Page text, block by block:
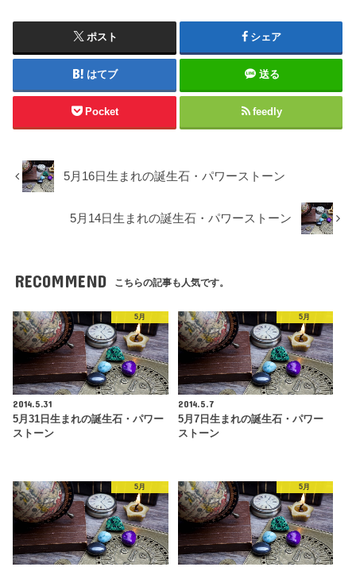
ポスト シェア
はてブ 送る
Pocket feedly
5月16日生まれの誕生石・パワーストーン
5月14日生まれの誕生石・パワーストーン
RECOMMEND こちらの記事も人気です。
5月
2014.5.31
5月31日生まれの誕生石・パワー
ストーン
5月
2014.5.7
5月7日生まれの誕生石・パワー
ストーン
5月 5月